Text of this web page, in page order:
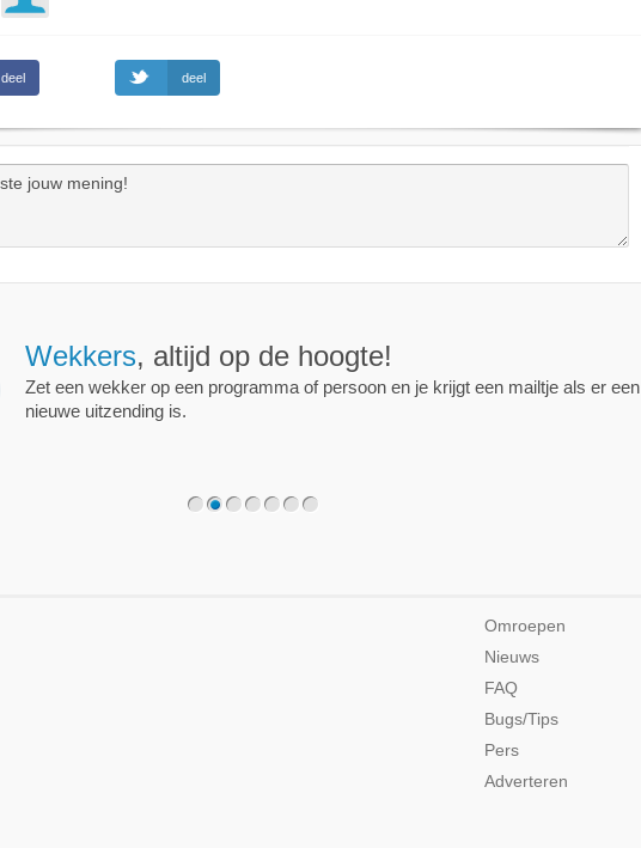
deel deel
Wekkers, altijd op de hoogte!
Zet een wekker op een programma of persoon en je krijgt een mailtje als er een
nieuwe uitzending is.
Omroepen
Nieuws
FAQ
Bugs/Tips
Pers
Adverteren